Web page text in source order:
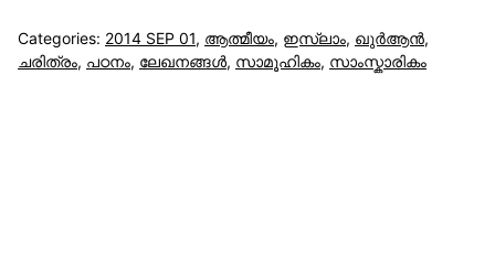
Categories: 2014 SEP 01, ആത്മീയം, ഇസ്‌ലാം, ഖുര്‍ആന്‍,
ചരിത്രം, പഠനം, ലേഖനങ്ങള്‍, സാമൂഹികം, സാംസ്കാരികം